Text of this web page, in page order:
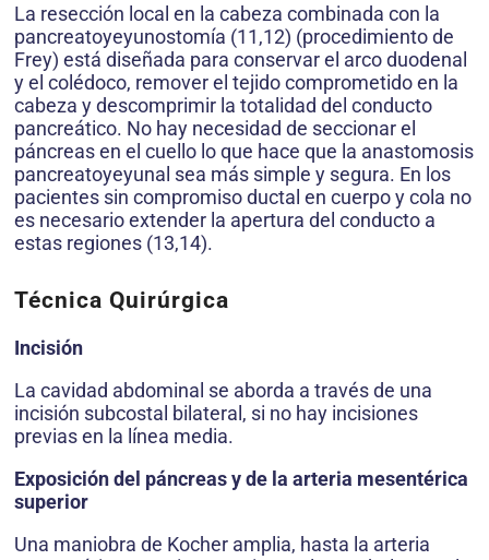
La resección local en la cabeza combinada con la
pancreatoyeyunostomía (11,12) (procedimiento de
Frey) está diseñada para conservar el arco duodenal
y el colédoco, remover el tejido comprometido en la
cabeza y descomprimir la totalidad del conducto
pancreático. No hay necesidad de seccionar el
páncreas en el cuello lo que hace que la anastomosis
pancreatoyeyunal sea más simple y segura. En los
pacientes sin compromiso ductal en cuerpo y cola no
es necesario extender la apertura del conducto a
estas regiones (13,14).
Técnica Quirúrgica
Incisión
La cavidad abdominal se aborda a través de una
incisión subcostal bilateral, si no hay incisiones
previas en la línea media.
Exposición del páncreas y de la arteria mesentérica
superior
Una maniobra de Kocher amplia, hasta la arteria